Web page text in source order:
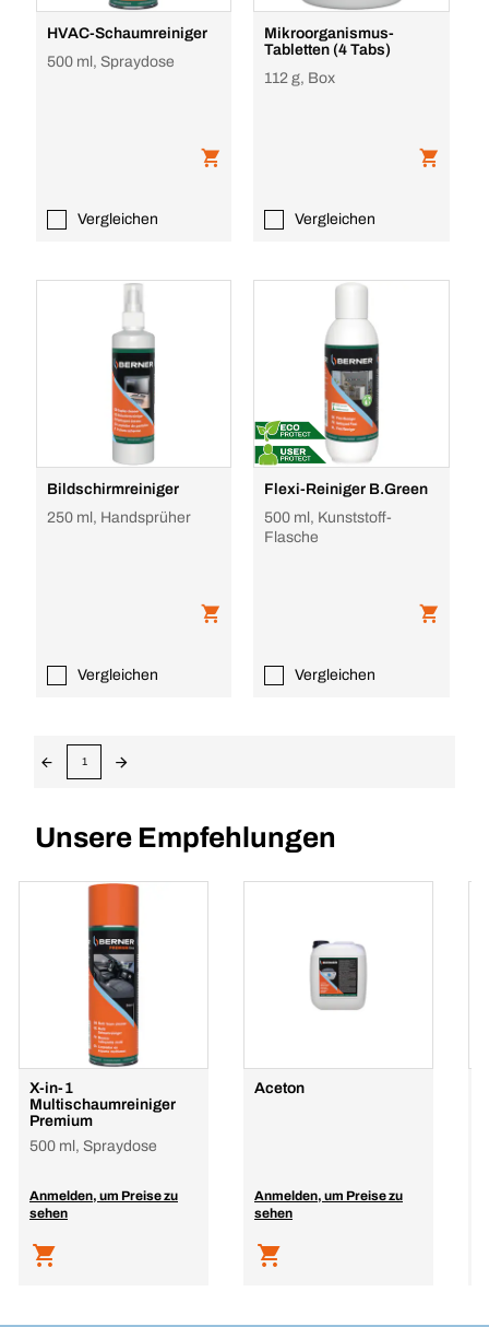
HVAC-Schaumreiniger
500 ml, Spraydose
Vergleichen
Mikroorganismus-
Tabletten (4 Tabs)
112 g, Box
Vergleichen
Bildschirmreiniger
250 ml, Handsprüher
Vergleichen
Flexi-Reiniger B.Green
500 ml, Kunststoff-
Flasche
Vergleichen
1
Unsere Empfehlungen
X-in-1
Multischaumreiniger
Premium
500 ml, Spraydose
Anmelden, um Preise zu
sehen
Aceton
Anmelden, um Preise zu
sehen